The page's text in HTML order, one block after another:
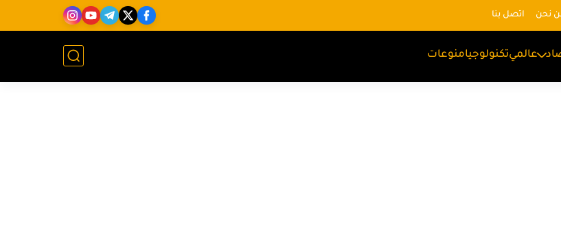
نحن اتصل بنا
عالميتكنولوجيامنوعات